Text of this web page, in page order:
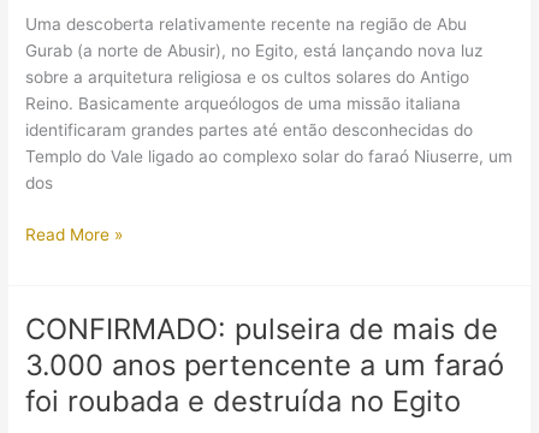
Egito
Uma descoberta relativamente recente na região de Abu
Gurab (a norte de Abusir), no Egito, está lançando nova luz
sobre a arquitetura religiosa e os cultos solares do Antigo
Reino. Basicamente arqueólogos de uma missão italiana
identificaram grandes partes até então desconhecidas do
Templo do Vale ligado ao complexo solar do faraó Niuserre, um
dos
Arqueólogos
de
templo
solar
de
Read More »
CONFIRMADO: pulseira de mais de
3.000 anos pertencente a um faraó
foi roubada e destruída no Egito